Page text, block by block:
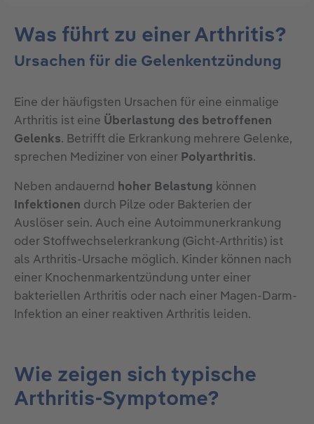
Was führt zu einer Arthritis?
Ursachen für die Gelenkentzündung
Eine der häufigsten Ursachen für eine einmalige
Arthritis ist eine Überlastung des betroffenen
Gelenks. Betrifft die Erkrankung mehrere Gelenke,
sprechen Mediziner von einer Polyarthritis.
Neben andauernd hoher Belastung können
Infektionen durch Pilze oder Bakterien der
Auslöser sein. Auch eine Autoimmunerkrankung
oder Stoffwechselerkrankung (Gicht-Arthritis) ist
als Arthritis-Ursache möglich. Kinder können nach
einer Knochenmarkentzündung unter einer
bakteriellen Arthritis oder nach einer Magen-Darm-
Infektion an einer reaktiven Arthritis leiden.
Wie zeigen sich typische
Arthritis-Symptome?